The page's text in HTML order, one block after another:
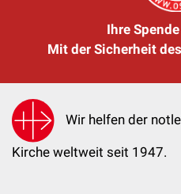
Ihre
Mit der Sicherheit
Wir helfen der
Kirche weltweit seit 1947.